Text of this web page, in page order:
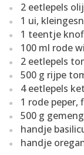
2 eetlepels
1 ui,
1 teentje
100 ml rode
2 eetlepels
500 g rijpe
4 eetlepels
1 rode peper,
500 g
handje
handje